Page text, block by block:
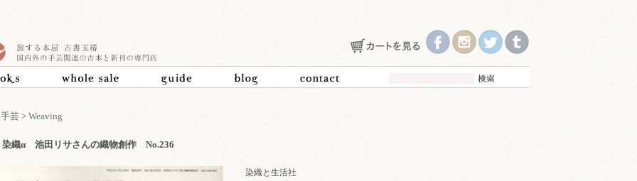
手芸 > Weaving
織α 池田リサさんの織物創作 No.236
染織と生活社